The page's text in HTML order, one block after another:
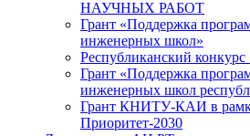
НАУЧНЫХ РАБОТ
Грант «Поддержка
инженерных школ»
Республиканский
Грант «Поддержка
инженерных школ
Грант КНИТУ-КАИ в
Приоритет-2030